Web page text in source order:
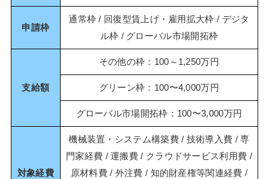
申請枠
通常枠 / 回復型賃上げ・雇用拡大枠 / デジタ
ル枠 / グローバル市場開拓枠
支給額
その他の枠：100～1,250万円
グリーン枠：100〜4,000万円
グローバル市場開拓枠：100〜3,000万円
対象経費
機械装置・システム構築費 / 技術導入費 / 専
門家経費 / 運搬費 / クラウドサービス利用費 /
原材料費 / 外注費 / 知的財産権等関連経費 /